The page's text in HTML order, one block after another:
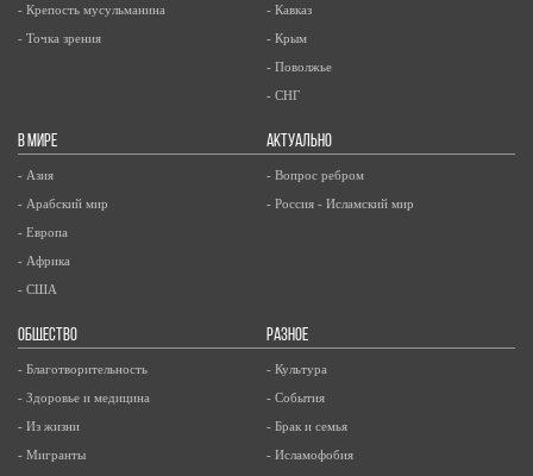
- Крепость мусульманина
- Точка зрения
- Кавказ
- Крым
- Поволжье
- СНГ
В МИРЕ
- Азия
- Арабский мир
- Европа
- Африка
- США
АКТУАЛЬНО
- Вопрос ребром
- Россия - Исламский мир
ОБЩЕСТВО
- Благотворительность
- Здоровье и медицина
- Из жизни
- Мигранты
РАЗНОЕ
- Культура
- События
- Брак и семья
- Исламофобия